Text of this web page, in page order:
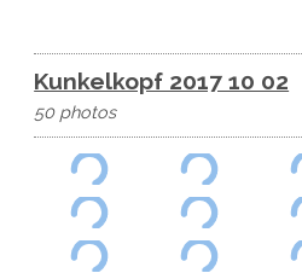
Kunkelkopf 2017 10 02
50 photos